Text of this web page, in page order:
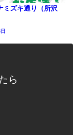
ミズキ通り（所沢
ら